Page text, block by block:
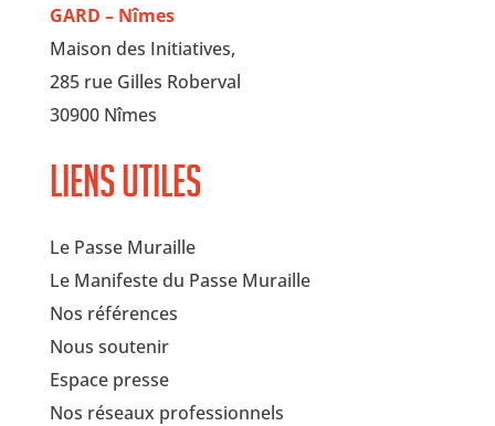
GARD – Nîmes
Maison des Initiatives,
285 rue Gilles Roberval
30900 Nîmes
Liens utiles
Le Passe Muraille
Le Manifeste du Passe Muraille
Nos références
Nous soutenir
Espace presse
Nos réseaux professionnels